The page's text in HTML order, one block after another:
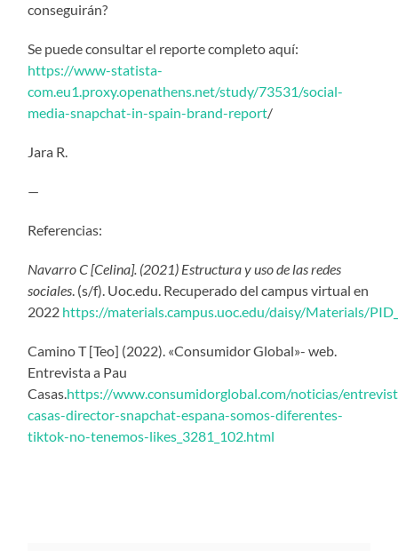
conseguirán?
Se puede consultar el reporte completo aquí:
https://www-statista-
com.eu1.proxy.openathens.net/study/73531/social-
media-snapchat-in-spain-brand-report/
Jara R.
—
Referencias:
Navarro C [Celina]. (2021) Estructura y uso de las redes
sociales. (s/f). Uoc.edu. Recuperado del campus virtual en
2022 https://materials.campus.uoc.edu/daisy/Materials/
Camino T [Teo] (2022). «Consumidor Global»- web.
Entrevista a Pau
Casas.https://www.consumidorglobal.com/noticias/
casas-director-snapchat-espana-somos-diferentes-
tiktok-no-tenemos-likes_3281_102.html